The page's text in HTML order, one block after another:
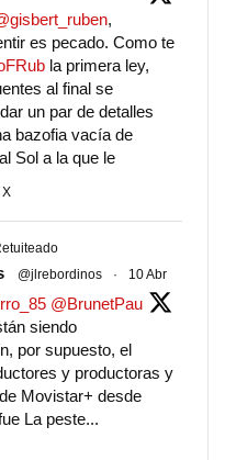
,
es pecado. Como te
la primera ley,
al final se
un par de detalles
bazofia vacía de
Sol a la que le
X
@jlrebordinos · 10 Abr
@BrunetPau
siendo
por supuesto, el
y productoras y
Movistar+ desde
La peste...